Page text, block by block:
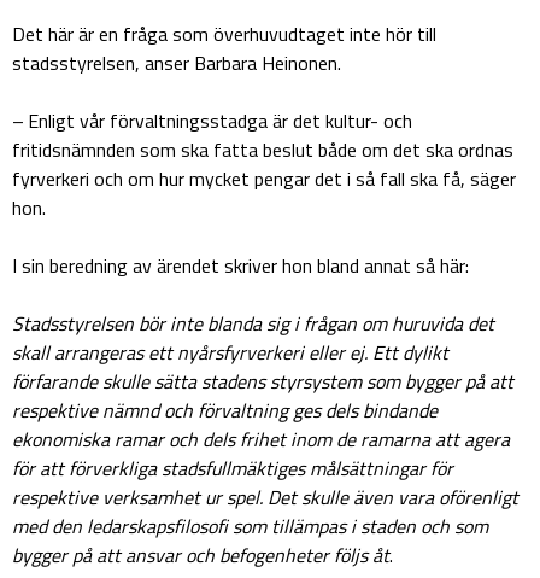
Det här är en fråga som överhuvudtaget inte hör till
stadsstyrelsen, anser Barbara Heinonen.
– Enligt vår förvaltningsstadga är det kultur- och
fritidsnämnden som ska fatta beslut både om det ska ordnas
fyrverkeri och om hur mycket pengar det i så fall ska få, säger
hon.
I sin beredning av ärendet skriver hon bland annat så här:
Stadsstyrelsen bör inte blanda sig i frågan om huruvida det
skall arrangeras ett nyårsfyrverkeri eller ej. Ett dylikt
förfarande skulle sätta stadens styrsystem som bygger på att
respektive nämnd och förvaltning ges dels bindande
ekonomiska ramar och dels frihet inom de ramarna att agera
för att förverkliga stadsfullmäktiges målsättningar för
respektive verksamhet ur spel. Det skulle även vara oförenligt
med den ledarskapsfilosofi som tillämpas i staden och som
bygger på att ansvar och befogenheter följs åt.